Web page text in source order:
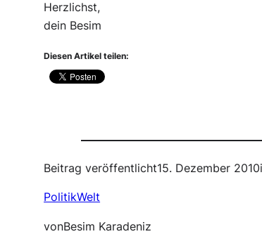
Herzlichst,
dein Besim
Diesen Artikel teilen:
Beitrag veröffentlicht15. Dezember 2010
PolitikWelt
vonBesim Karadeniz